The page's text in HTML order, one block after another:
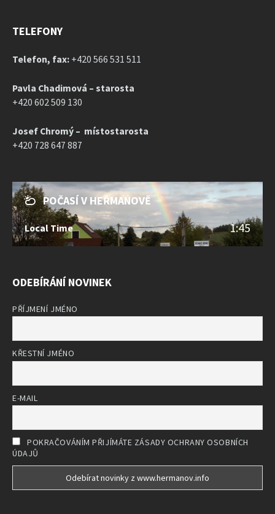
TELEFONY
Telefon, fax: +420 566 531 511
Pavla Chadimová – starosta
+420 602 509 130
Josef Chromý – místostarosta
+420 728 647 887
POČASÍ V HEŘMANOVĚ
Local Time 1:45
ODEBÍRÁNÍ NOVINEK
PŘÍJMENÍ JMÉNO
KŘESTNÍ JMÉNO
E-MAIL
POKRAČOVÁNÍM PŘIJÍMÁTE ZÁSADY OCHRANY OSOBNÍCH
ÚDAJŮ